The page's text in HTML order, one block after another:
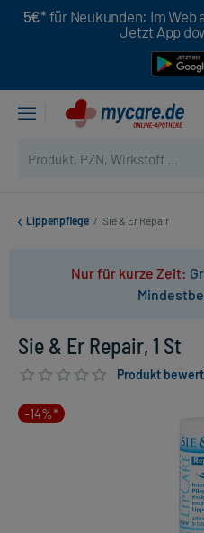
5€* für Neukunden: Im Web
Jetzt App
Lippenpflege / Sie & Er Repair
Nur für kurze Zeit:
Sie & Er Repair, 1 St
Produkt
-14%*